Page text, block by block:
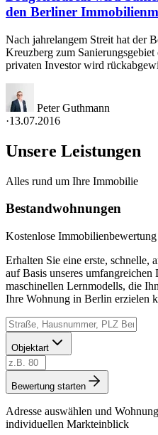
den Berliner
Nach jahrelangem Streit hat der
Kreuzberg zum
privaten Investor wird
Peter Guthmann
·13.07.2016
Unsere Leistungen
Alles rund um Ihre Immobilie
Bestandwohnungen
Kostenlose Immobilienbewertung
Erhalten Sie eine erste, schnelle,
auf Basis unseres umfangreichen
maschinellen Lernmodells, die
Ihre Wohnung in Berlin erzielen
Objektart
Bewertung starten
Adresse auswählen und
individuellen Markteinblick